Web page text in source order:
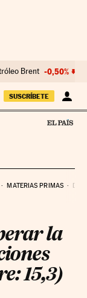
Brent -0,50%
SUSCRÍBETE
MATERIAS PRIMAS
la
15,3)